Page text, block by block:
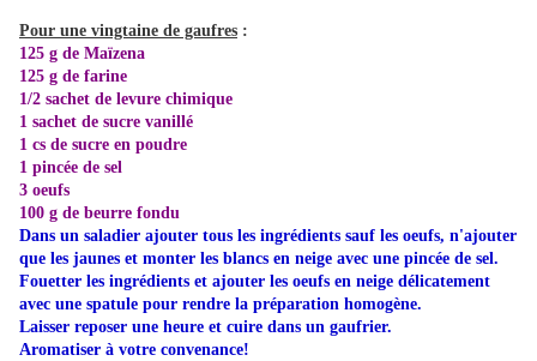
Pour une vingtaine de gaufres :
125 g de Maïzena
125 g de farine
1/2 sachet de levure chimique
1 sachet de sucre vanillé
1 cs de sucre en poudre
1 pincée de sel
3 oeufs
100 g de beurre fondu
Dans un saladier ajouter tous les ingrédients sauf les oeufs, n'ajouter
que les jaunes et monter les blancs en neige avec une pincée de sel.
Fouetter les ingrédients et ajouter les oeufs en neige délicatement
avec une spatule pour rendre la préparation homogène.
Laisser reposer une heure et cuire dans un gaufrier.
Aromatiser à votre convenance!